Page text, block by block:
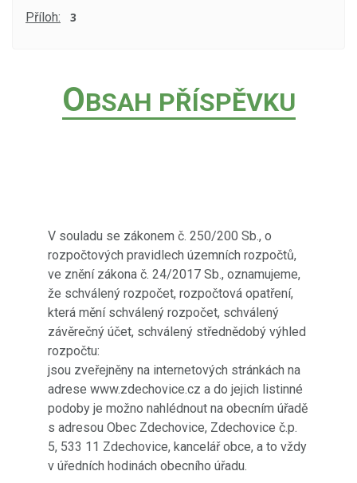
Příloh: 3
OBSAH PŘÍSPĚVKU
V souladu se zákonem č. 250/200 Sb., o
rozpočtových pravidlech územních rozpočtů,
ve znění zákona č. 24/2017 Sb., oznamujeme,
že schválený rozpočet, rozpočtová opatření,
která mění schválený rozpočet, schválený
závěrečný účet, schválený střednědobý výhled
rozpočtu:
jsou zveřejněny na internetových stránkách na
adrese www.zdechovice.cz a do jejich listinné
podoby je možno nahlédnout na obecním úřadě
s adresou Obec Zdechovice, Zdechovice č.p.
5, 533 11 Zdechovice, kancelář obce, a to vždy
v úředních hodinách obecního úřadu.